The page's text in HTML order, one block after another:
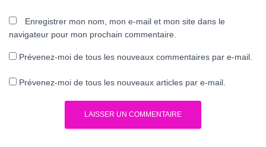
Enregistrer mon nom, mon e-mail et mon site dans le
navigateur pour mon prochain commentaire.
Prévenez-moi de tous les nouveaux commentaires par e-mail.
Prévenez-moi de tous les nouveaux articles par e-mail.